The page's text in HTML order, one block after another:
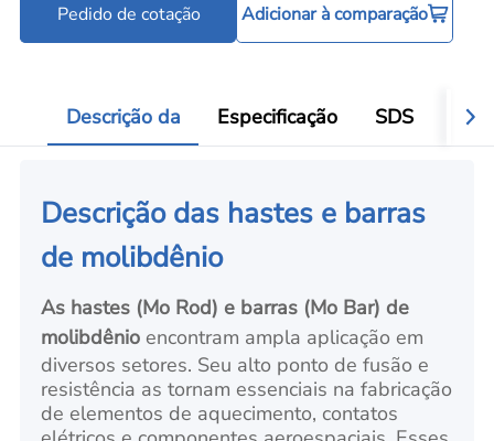
Pedido de cotação Adicionar à comparação
Descrição da Especificação SDS
Descrição das hastes e barras
de molibdênio
As hastes (Mo Rod) e barras (Mo Bar) de
molibdênio encontram ampla aplicação em
diversos setores. Seu alto ponto de fusão e
resistência as tornam essenciais na fabricação
de elementos de aquecimento, contatos